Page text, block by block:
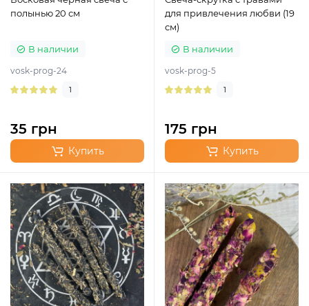
полынью 20 см
В наличии
vosk-prog-24
1
35 грн
Купить
для привлечения любви (19
см)
В наличии
vosk-prog-5
1
175 грн
Купить